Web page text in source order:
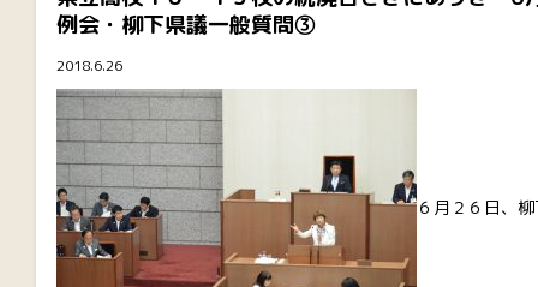
例会・柳下県議一般質問③
2018.6.26
６月２６日、